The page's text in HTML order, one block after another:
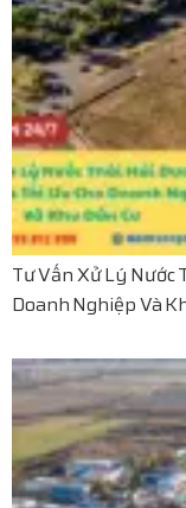
Tư Vấn Xử Lý Nước
Doanh Nghiệp Và